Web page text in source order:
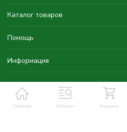
Главная Каталог Корзина
Каталог товаров
Помощь
Информация